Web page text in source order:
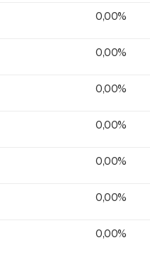
0,00%
0,00%
0,00%
0,00%
0,00%
0,00%
0,00%